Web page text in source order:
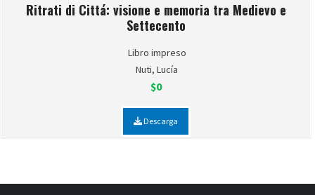
Ritrati di Cittá: visione e memoria tra Medievo e
Settecento
Libro impreso
Nuti, Lucía
$0
Descarga